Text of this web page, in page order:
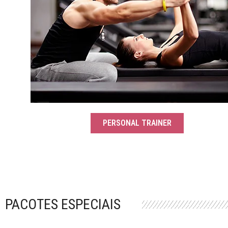
PERSONAL TRAINER
PACOTES ESPECIAIS